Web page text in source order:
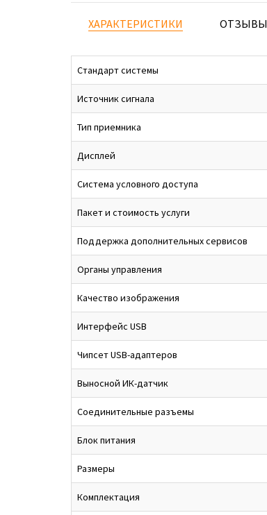
ХАРАКТЕРИСТИКИ ОТЗЫВЫ
Стандарт системы
Источник сигнала
Тип приемника
Дисплей
Система условного доступа
Пакет и стоимость услуги
Поддержка дополнительных сервисов
Органы управления
Качество изображения
Интерфейс USB
Чипсет USB-адаптеров
Выносной ИК-датчик
Соединительные разъемы
Блок питания
Размеры
Комплектация